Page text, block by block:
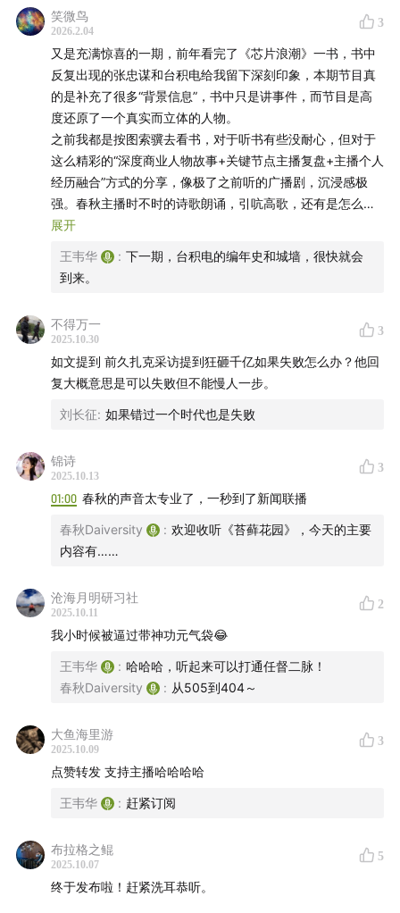
利，和Morris不太对付。
夏伯特(Mark Shepherd, 1923~2009)
笑微鸟
2026.2.04
3
又是充满惊喜的一期，前年看完了《芯片浪潮》一书，书中
反复出现的张忠谋和台积电给我留下深刻印象，本期节目真
的是补充了很多“背景信息”，书中只是讲事件，而节目是高
度还原了一个真实而立体的人物。
之前我都是按图索骥去看书，对于听书有些没耐心，但对于
这么精彩的“深度商业人物故事+关键节点主播复盘+主播个人
经历融合”方式的分享，像极了之前听的广播剧，沉浸感极
强。春秋主播时不时的诗歌朗诵，引吭高歌，还有是怎么插
入的Morris自己朗诵的琼瑶的歌词呀！很多个这样真人感十
印象深刻的一些内容，比如张忠谋的父亲在孩子懵懂的兴趣
和现实之间的巧妙引导，张忠谋自学半导体知识，拼命提高
步旅行的经历更是精彩。节目中主播时不时提出的问题非常
有启发性，比如如何在动荡年代稳住自己的家庭，孩子成年
送什么样的礼物（50万股IBM股票的故事）。
听懂，但凡有点个性的，谁没有口音呀，我觉得蛮真实的！
非常多，听完都感觉需要很大力气，当然收获也是满满的。
所以我不催更，只想希望有小小剧透下一期的选题～再次感
谢主播们的真诚深度有料分享！
展开
王韦华 : 下一期，台积电的编年史和城墙，很快就会
到来。
不得万一
2025.10.30
3
如文提到 前久扎克采访提到狂砸千亿如果失败怎么办？他回
复大概意思是可以失败但不能慢人一步。
刘长征: 如果错过一个时代也是失败
锦诗
2025.10.13
3
01:00 春秋的声音太专业了，一秒到了新闻联播
春秋Daiversity : 欢迎收听《苔藓花园》，今天的主要
内容有……
沧海月明研习社
2025.10.11
2
我小时候被逼过带神功元气袋😂
王韦华 : 哈哈哈，听起来可以打通任督二脉！
春秋Daiversity
: 从505到404～
大鱼海里游
2025.10.09
3
点赞转发 支持主播哈哈哈哈
王韦华 : 赶紧订阅
布拉格之鲲
2025.10.07
5
终于发布啦！赶紧洗耳恭听。